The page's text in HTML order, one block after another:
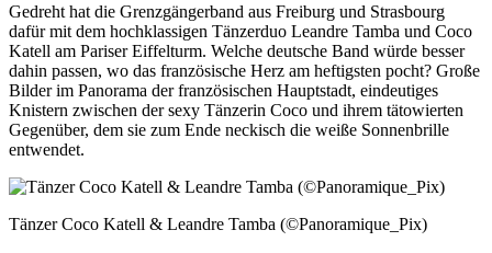
Gedreht hat die Grenzgängerband aus Freiburg und Strasbourg
dafür mit dem hochklassigen Tänzerduo Leandre Tamba und Coco
Katell am Pariser Eiffelturm. Welche deutsche Band würde besser
dahin passen, wo das französische Herz am heftigsten pocht? Große
Bilder im Panorama der französischen Hauptstadt, eindeutiges
Knistern zwischen der sexy Tänzerin Coco und ihrem tätowierten
Gegenüber, dem sie zum Ende neckisch die weiße Sonnenbrille
entwendet.
Tänzer Coco Katell & Leandre Tamba (©Panoramique_Pix)